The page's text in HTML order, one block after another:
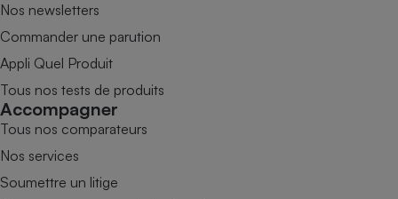
Nos newsletters
Commander une parution
Appli Quel Produit
Tous nos tests de produits
Accompagner
Tous nos comparateurs
Nos services
Soumettre un litige